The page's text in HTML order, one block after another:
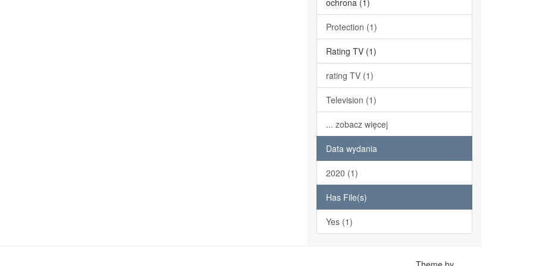
ochrona (1)
Protection (1)
Rating TV (1)
rating TV (1)
Television (1)
... zobacz więcej
Data wydania
2020 (1)
Has File(s)
Yes (1)